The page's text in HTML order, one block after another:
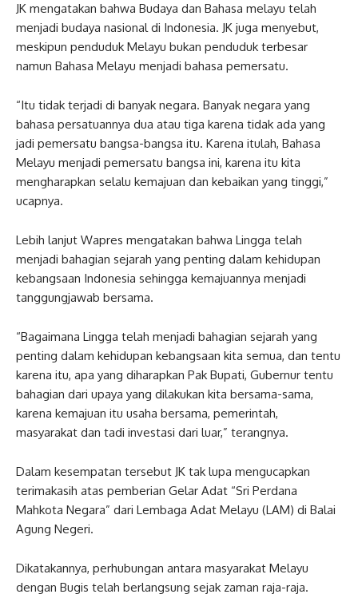
JK mengatakan bahwa Budaya dan Bahasa melayu telah
menjadi budaya nasional di Indonesia. JK juga menyebut,
meskipun penduduk Melayu bukan penduduk terbesar
namun Bahasa Melayu menjadi bahasa pemersatu.
“Itu tidak terjadi di banyak negara. Banyak negara yang
bahasa persatuannya dua atau tiga karena tidak ada yang
jadi pemersatu bangsa-bangsa itu. Karena itulah, Bahasa
Melayu menjadi pemersatu bangsa ini, karena itu kita
mengharapkan selalu kemajuan dan kebaikan yang tinggi,”
ucapnya.
Lebih lanjut Wapres mengatakan bahwa Lingga telah
menjadi bahagian sejarah yang penting dalam kehidupan
kebangsaan Indonesia sehingga kemajuannya menjadi
tanggungjawab bersama.
“Bagaimana Lingga telah menjadi bahagian sejarah yang
penting dalam kehidupan kebangsaan kita semua, dan tentu
karena itu, apa yang diharapkan Pak Bupati, Gubernur tentu
bahagian dari upaya yang dilakukan kita bersama-sama,
karena kemajuan itu usaha bersama, pemerintah,
masyarakat dan tadi investasi dari luar,” terangnya.
Dalam kesempatan tersebut JK tak lupa mengucapkan
terimakasih atas pemberian Gelar Adat “Sri Perdana
Mahkota Negara” dari Lembaga Adat Melayu (LAM) di Balai
Agung Negeri.
Dikatakannya, perhubungan antara masyarakat Melayu
dengan Bugis telah berlangsung sejak zaman raja-raja.